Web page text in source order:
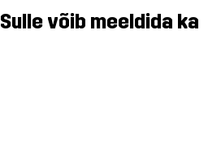
Sulle võib meeldida ka